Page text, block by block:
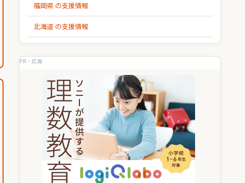
福岡県 の支援情報
北海道 の支援情報
PR・広告